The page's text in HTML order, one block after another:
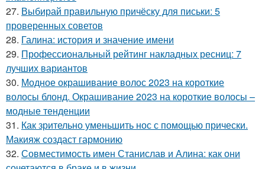
27. Выбирай правильную причёску для письки: 5
проверенных советов
28. Галина: история и значение имени
29. Профессиональный рейтинг накладных ресниц: 7
лучших вариантов
30. Модное окрашивание волос 2023 на короткие
волосы блонд. Окрашивание 2023 на короткие волосы –
модные тенденции
31. Как зрительно уменьшить нос с помощью прически.
Макияж создаст гармонию
32. Совместимость имен Станислав и Алина: как они